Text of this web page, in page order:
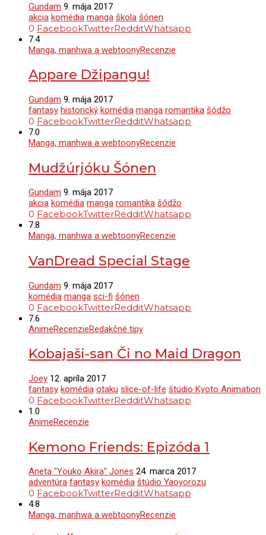
Gundam 9. mája 2017
akcia komédia manga škola šónen
0 FacebookTwitterRedditWhatsapp
7.4
Manga, manhwa a webtoonyRecenzie
Appare Džipangu!
Gundam 9. mája 2017
fantasy historický komédia manga romantika šódžo
0 FacebookTwitterRedditWhatsapp
7.0
Manga, manhwa a webtoonyRecenzie
Mudžúrjóku Šónen
Gundam 9. mája 2017
akcia komédia manga romantika šódžo
0 FacebookTwitterRedditWhatsapp
7.8
Manga, manhwa a webtoonyRecenzie
VanDread Special Stage
Gundam 9. mája 2017
komédia manga sci-fi šónen
0 FacebookTwitterRedditWhatsapp
7.6
AnimeRecenzieRedakčné tipy
Kobajaši-san Či no Maid Dragon
Joey 12. apríla 2017
fantasy komédia otaku slice-of-life štúdio Kyoto Animation
0 FacebookTwitterRedditWhatsapp
1.0
AnimeRecenzie
Kemono Friends: Epizóda 1
Aneta "Youko Akira" Jones 24. marca 2017
adventúra fantasy komédia štúdio Yaoyorozu
0 FacebookTwitterRedditWhatsapp
4.8
Manga, manhwa a webtoonyRecenzie